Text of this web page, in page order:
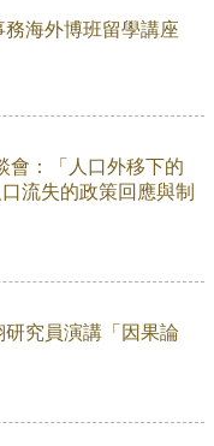
務海外博班留學講座
會：「人口外移下的
流失的政策回應與制
研究員演講「因果論